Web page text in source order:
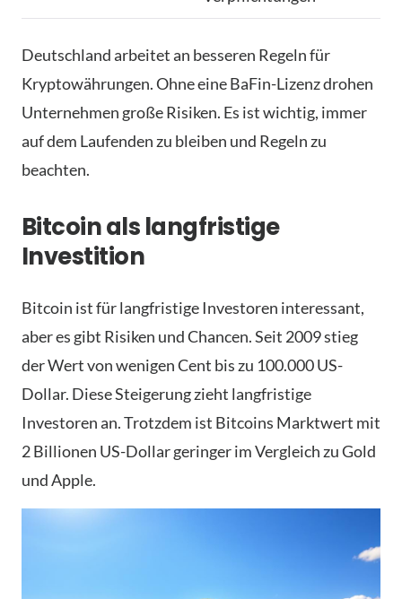
Deutschland arbeitet an besseren Regeln für
Kryptowährungen. Ohne eine BaFin-Lizenz drohen
Unternehmen große Risiken. Es ist wichtig, immer
auf dem Laufenden zu bleiben und Regeln zu
beachten.
Bitcoin als langfristige
Investition
Bitcoin ist für langfristige Investoren interessant,
aber es gibt Risiken und Chancen. Seit 2009 stieg
der Wert von wenigen Cent bis zu 100.000 US-
Dollar. Diese Steigerung zieht langfristige
Investoren an. Trotzdem ist Bitcoins Marktwert mit
2 Billionen US-Dollar geringer im Vergleich zu Gold
und Apple.